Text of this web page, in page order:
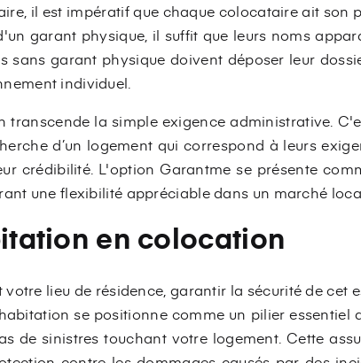
il est impératif que chaque colocataire ait son
garant physique, il suffit que leurs noms
sans garant physique doivent déposer leur
individuel.
la simple exigence administrative.
d’un logement qui correspond à leurs
crédibilité. L'option Garantme se présente
une flexibilité appréciable dans un marché
en colocation
lieu de résidence, garantir la sécurité de cet
se positionne comme un pilier essentiel
de sinistres touchant votre logement. Cette